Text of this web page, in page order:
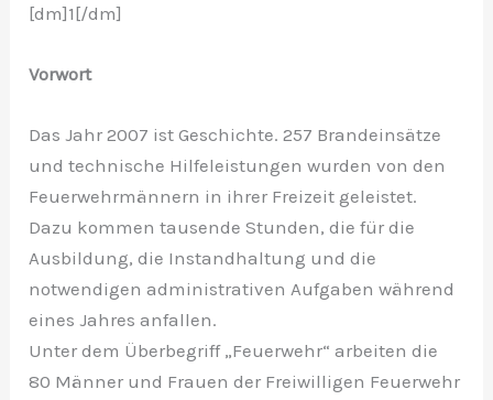
[dm]1[/dm]
Vorwort
Das Jahr 2007 ist Geschichte. 257 Brandeinsätze
und technische Hilfeleistungen wurden von den
Feuerwehrmännern in ihrer Freizeit geleistet.
Dazu kommen tausende Stunden, die für die
Ausbildung, die Instandhaltung und die
notwendigen administrativen Aufgaben während
eines Jahres anfallen.
Unter dem Überbegriff „Feuerwehr“ arbeiten die
80 Männer und Frauen der Freiwilligen Feuerwehr